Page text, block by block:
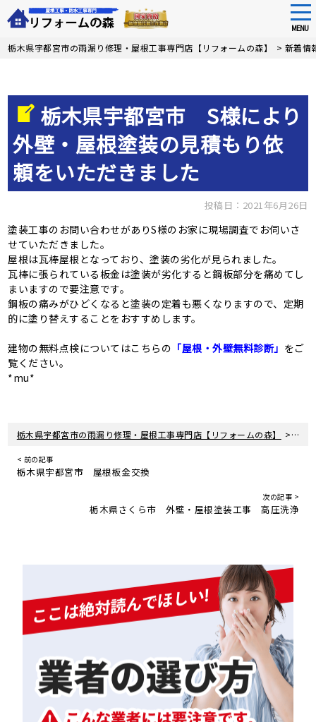
Skip
MENU
栃木県宇都宮市の雨漏り修理・屋根工事専門店【リフォームの森】 > 新着情
栃木県宇都宮市 S様により
外壁・屋根塗装の見積もり依
頼をいただきました
投稿日：2021年6月26日
塗装工事のお問い合わせがありS様のお家に現場調査でお伺いさ
せていただきました。
屋根は瓦棒屋根となっており、塗装の劣化が見られました。
瓦棒に張られている板金は塗装が劣化すると鋼板部分を痛めてし
まいますので要注意です。
鋼板の痛みがひどくなると塗装の定着も悪くなりますので、定期
的に塗り替えすることをおすすめします。
建物の無料点検についてはこちらの 「屋根・外壁無料診断」 をご
覧ください。
*mu*
栃木県宇都宮市の雨漏り修理・屋根工事専門店【リフォームの森】 > 新着
< 前の記事
栃木県宇都宮市 屋根板金交換
次の記事 >
栃木県さくら市 外壁・屋根塗装工事 高圧洗浄